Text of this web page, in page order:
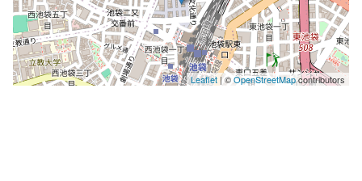
Leaflet| ©OpenStreetMapcontributors